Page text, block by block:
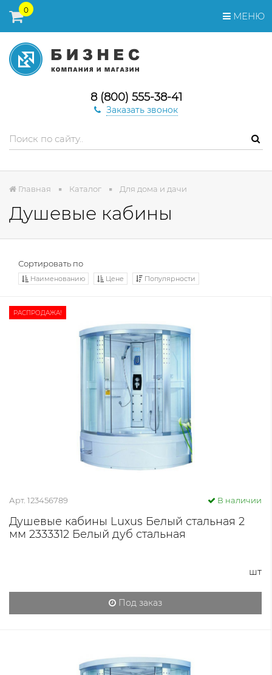
МЕНЮ
0
8 (800) 555-38-41
Заказать звонок
Главная Каталог Для дома и дачи
Душевые кабины
Сортировать по
Наименованию Цене Популярности
РАСПРОДАЖА!
Арт. 123456789 В наличии
Душевые кабины Luxus Белый стальная 2
мм 2333312 Белый дуб стальная
шт
Под заказ